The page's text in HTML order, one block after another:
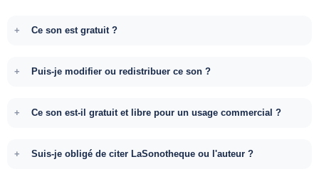
Ce son est gratuit ?
Puis-je modifier ou redistribuer ce son ?
Ce son est-il gratuit et libre pour un usage commercial ?
Suis-je obligé de citer LaSonotheque ou l'auteur ?